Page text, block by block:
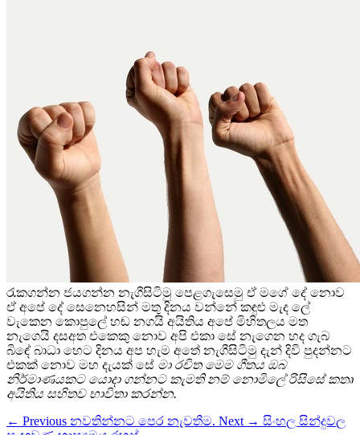
රැකගන්න ජයගන්න නැගීසිටිමු පෙළගැසෙමු ඒ මගේ දේ නොව
ඒ අපේ දේ සෙනෙහසින් මතු දිනය වන්නේ කඳුළු මැද ලේ
වැකෙන කොපුලේ හඬ නගයි අයිතිය අපේ මිහිතලය මත
නැගෙයි දසඅත එකෙකු නොව අපි එකා සේ නැගෙන හද ගැබ
බිඳේ බාධා හෙට දිනය අප හැම අතේ නැගීසිටිමු දැන් දිවි පුදන්නට
එකක් නොව මහ දැයක් සේ මා රචිත මෙම ගීතය ඔබ
නිර්මාණයකට යොදා ගන්නට කැමති නම් නොමිලේ රිසිසේ කතෘ
අයිතිය සහිතව භාවිතා කරන්න.
← Previous නවතින්නට පෙර නැවතීම. Next → සිංහල සින්දුවල